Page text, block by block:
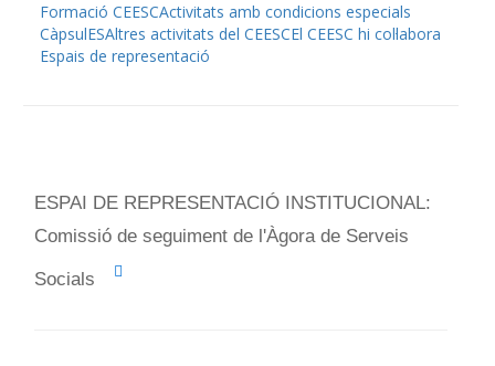
Formació CEESCActivitats amb condicions especials
CàpsulESAltres activitats del CEESCEl CEESC hi col·labora
Espais de representació
ESPAI DE REPRESENTACIÓ INSTITUCIONAL:
Comissió de seguiment de l'Àgora de Serveis
Socials